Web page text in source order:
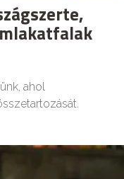
ahol